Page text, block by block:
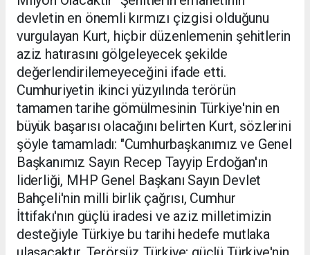
devletin en önemli kırmızı çizgisi olduğunu
vurgulayan Kurt, hiçbir düzenlemenin şehitlerin
aziz hatırasını gölgeleyecek şekilde
değerlendirilemeyeceğini ifade etti.
Cumhuriyetin ikinci yüzyılında terörün
tamamen tarihe gömülmesinin Türkiye'nin en
büyük başarısı olacağını belirten Kurt, sözlerini
şöyle tamamladı: "Cumhurbaşkanımız ve Genel
Başkanımız Sayın Recep Tayyip Erdoğan'ın
liderliği, MHP Genel Başkanı Sayın Devlet
Bahçeli'nin milli birlik çağrısı, Cumhur
İttifakı'nın güçlü iradesi ve aziz milletimizin
desteğiyle Türkiye bu tarihi hedefe mutlaka